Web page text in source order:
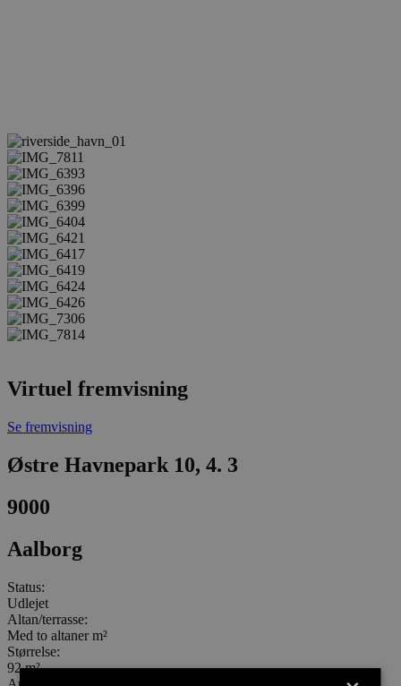
Virtuel fremvisning
Se fremvisning
Østre Havnepark 10, 4. 3
9000
Aalborg
Status:
Udlejet
Altan/terrasse:
Med to altaner m²
Størrelse:
92 m²